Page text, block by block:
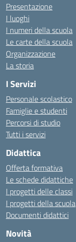
Presentazione
I luoghi
I numeri della scuola
Le carte della scuola
Organizzazione
La storia
I Servizi
Personale scolastico
Famiglie e studenti
Percorsi di studio
Tutti i servizi
Didattica
Offerta formativa
Le schede didattiche
I progetti delle classi
I progetti della scuola
Documenti didattici
Novità